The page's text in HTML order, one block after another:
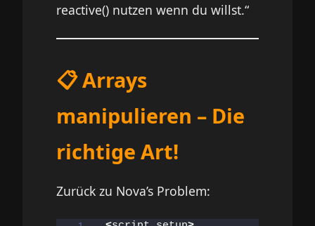
reactive() nutzen wenn du willst.“
📋 Arrays
manipulieren – Die
richtige Art!
Zurück zu Nova’s Problem: